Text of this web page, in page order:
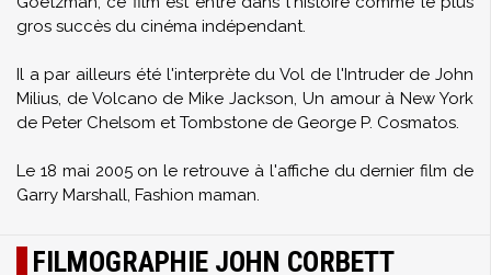
gros succès du cinéma indépendant.
Il a par ailleurs été l'interprète du Vol de l'Intruder de John
Milius, de Volcano de Mike Jackson, Un amour à New York
de Peter Chelsom et Tombstone de George P. Cosmatos.
Le 18 mai 2005 on le retrouve à l'affiche du dernier film de
Garry Marshall, Fashion maman.
FILMOGRAPHIE JOHN CORBETT